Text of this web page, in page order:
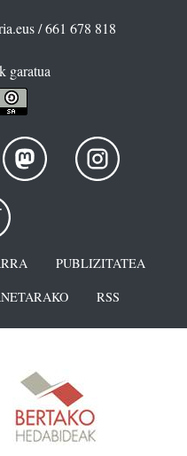
/ 661 678 818
garatua
PUBLIZITATEA
RSS